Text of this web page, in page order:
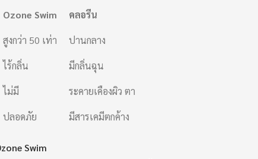
Ozone Swim คลอรีน
สูงกว่า 50 เท่า ปานกลาง
ไร้กลิ่น มีกลิ่นฉุน
ไม่มี ระคายเคืองผิว ตา
ปลอดภัย มีสารเคมีตกค้าง
Swim